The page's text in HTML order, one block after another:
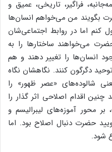
فراگیر، تاریخی، عمیق و
بگویند من می‌خواهم انسان‌ها
اما در روابط اجتماعی‌شان
می‌خواهند ساختارها را به
انسان‌ها را تغییر دهند و هم
دگرگون کنند. نگاهشان نگاه
شالوده‌های «عصر ظهور» را
چنین اقدام اصلاحی اثر گذار را
محور آموزه‌های لیبرالیسم و
حضرت دنبال اصلاح بود. اما
شود.